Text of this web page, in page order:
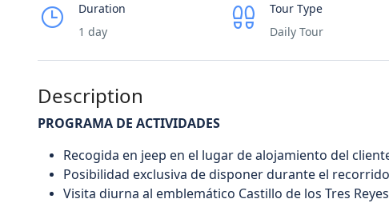
Duration
1 day
Tour Type
Daily Tour
Description
PROGRAMA DE ACTIVIDADES
Recogida en jeep en el lugar de alojamiento del
Posibilidad exclusiva de disponer durante el
Visita diurna al emblemático Castillo de los Tres